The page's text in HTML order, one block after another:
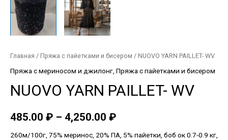
Главная / Пряжа с пайетками и бисером / NUOVO YARN PAILLET- WV
Пряжа с мериносом и джилонг, Пряжа с пайетками и бисером
NUOVO YARN PAILLET- WV
485.00 ₽ – 4,250.00 ₽
260м/100г, 75% меринос, 20% ПА, 5% пайетки, боб ок 0.7-0.9 кг,